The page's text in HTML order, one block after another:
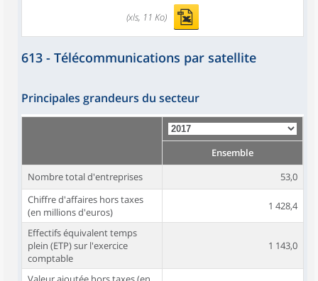
(xls, 11 Ko)
613 - Télécommunications par satellite
Principales grandeurs du secteur
Ensemble
Nombre total d'entreprises
53,0
Chiffre d'affaires hors taxes
(en millions d'euros)
1 428,4
Effectifs équivalent temps
plein (ETP) sur l'exercice
comptable
1 143,0